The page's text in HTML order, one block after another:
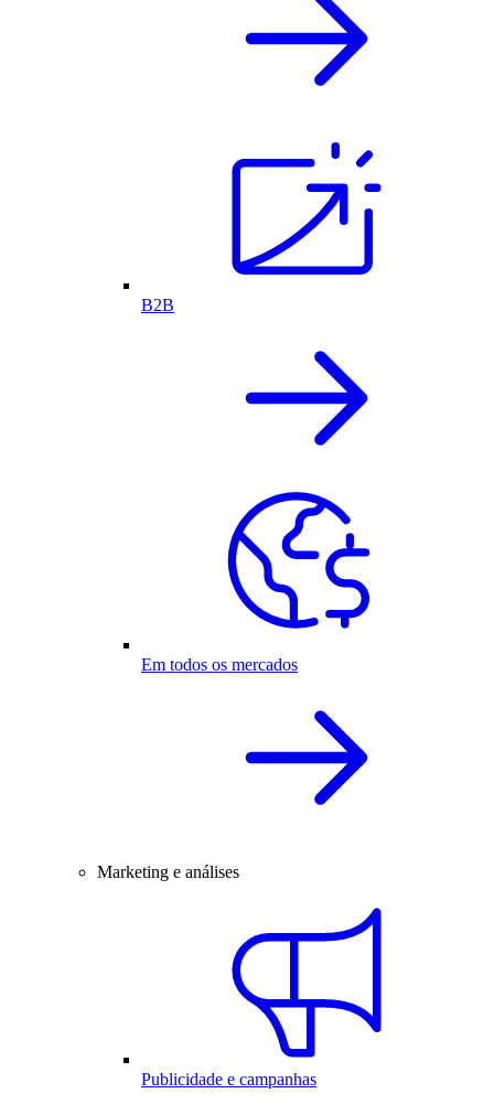
B2B
Em todos os mercados
Marketing e análises
Publicidade e campanhas